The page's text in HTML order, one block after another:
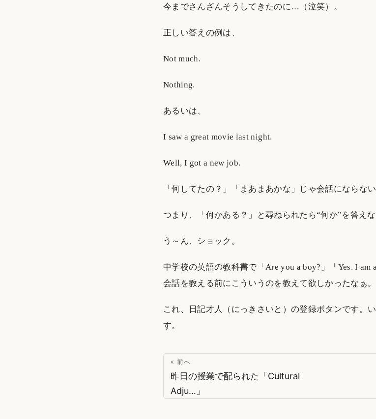
今までさんざんそうしてきたのに…（泣笑）。
正しい答えの例は、
Not much.
Nothing.
あるいは、
I saw a great movie last night.
Well, I got a new job.
「何してたの？」「まあまあかな」じゃ会話にならない
つまり、「何かある？」と尋ねられたら“何か”を答え
う～ん、ショック。
中学校の英語の教科書で「Are you a boy?」「Yes. I
会話を教える前にこういうのを教えて欲しかったなぁ。
これ、日記才人（にっきさいと）の登録ボタンです。
す。
« 前へ
昨日の授業で配られた「Cultural
Adju…」